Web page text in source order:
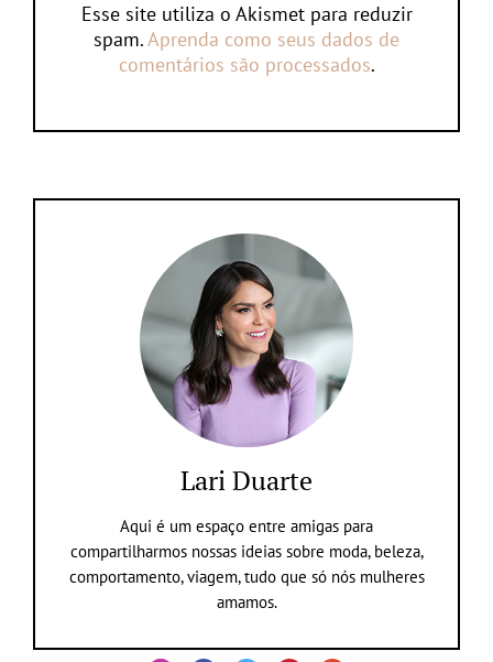
Esse site utiliza o Akismet para reduzir
spam.Aprenda como seus dados de
comentários são processados.
Lari Duarte
Aqui é um espaço entre amigas para
compartilharmos nossas ideias sobre moda, beleza,
comportamento, viagem, tudo que só nós mulheres
amamos.